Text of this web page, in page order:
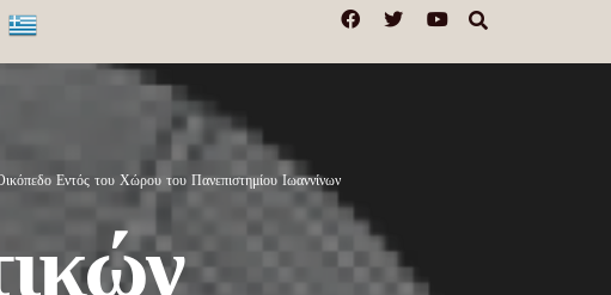
Εντός του Χώρου του Πανεπιστημίου Ιωαννίνων